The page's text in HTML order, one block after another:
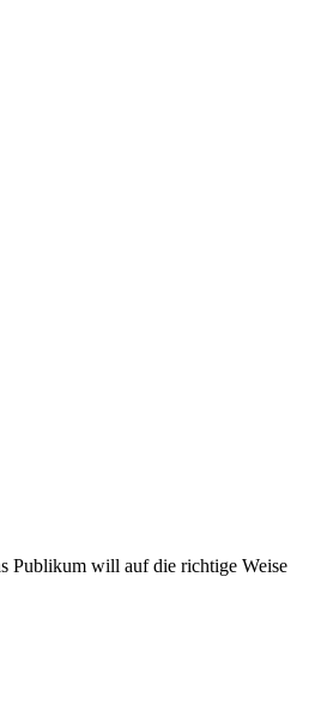
Publikum will auf die richtige Weise